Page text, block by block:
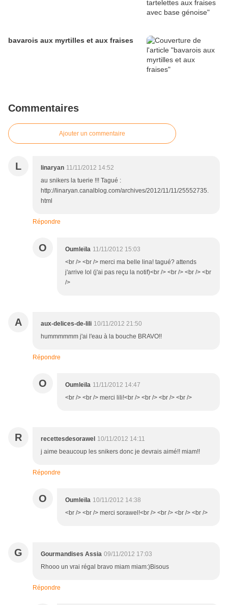
bavarois aux myrtilles et aux fraises
Commentaires
Ajouter un commentaire
L linaryan 11/11/2012 14:52
au snikers la tuerie !!! Tagué :
http://linaryan.canalblog.com/archives/2012/11/11/25552735.
html
Répondre
O Oumleïla 11/11/2012 15:03
<br /> <br /> merci ma belle lina! tagué? attends
j'arrive lol (j'ai pas reçu la notif)<br /> <br /> <br /> <br
/>
A aux-delices-de-lili 10/11/2012 21:50
hummmmmm j'ai l'eau à la bouche BRAVO!!
Répondre
O Oumleïla 11/11/2012 14:47
<br /> <br /> merci lili!<br /> <br /> <br /> <br />
R recettesdesorawel 10/11/2012 14:11
j aime beaucoup les snikers donc je devrais aimé!! miam!!
Répondre
O Oumleïla 10/11/2012 14:38
<br /> <br /> merci sorawel!<br /> <br /> <br /> <br />
G Gourmandises Assia 09/11/2012 17:03
Rhooo un vrai régal bravo miam miam:)Bisous
Répondre